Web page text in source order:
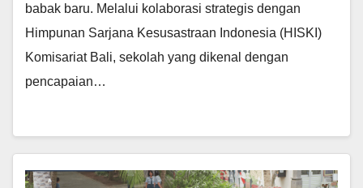
babak baru. Melalui kolaborasi strategis dengan
Himpunan Sarjana Kesusastraan Indonesia (HISKI)
Komisariat Bali, sekolah yang dikenal dengan
pencapaian…